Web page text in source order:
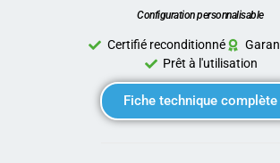
Configuration personnalisable
Certifié reconditionné
Prêt à l'utilisation
Fiche technique complète